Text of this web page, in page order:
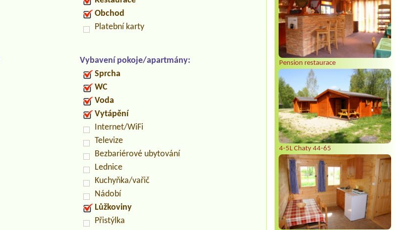
Pension restaurace
4-5L Chaty 44-65
Obchod
Platební karty
Vybavení pokoje/apartmány:
Sprcha
WC
Voda
Vytápění
Internet/WiFi
Televize
Bezbariérové ubytování
Lednice
Kuchyňka/vařič
Nádobí
Lůžkoviny
Přistýlka